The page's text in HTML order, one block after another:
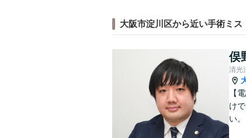
大阪市淀川区から近い手術ミス
俣
清光
【
け
い。